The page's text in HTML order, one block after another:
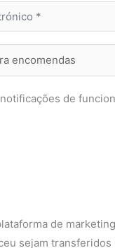
de
de
sejam